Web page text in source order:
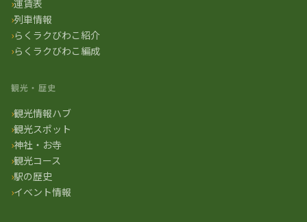
運賃表
列車情報
らくラクびわこ紹介
らくラクびわこ編成
観光・歴史
観光情報ハブ
観光スポット
神社・お寺
観光コース
駅の歴史
イベント情報